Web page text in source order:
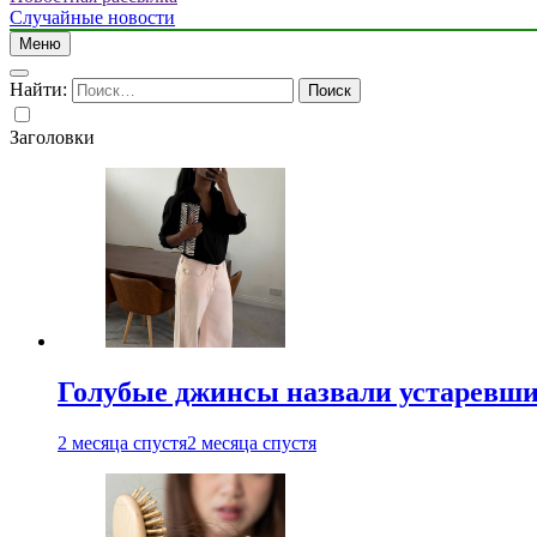
Случайные новости
Меню
Найти:
Заголовки
Голубые джинсы назвали
2 месяца спустя2 месяца спустя